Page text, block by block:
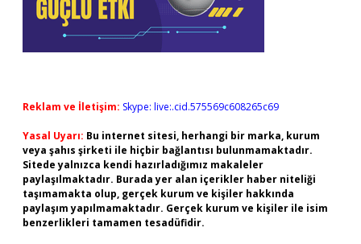
Reklam ve İletişim: Skype: live:.cid.575569c608265c69
Yasal Uyarı: Bu internet sitesi, herhangi bir marka, kurum
veya şahıs şirketi ile hiçbir bağlantısı bulunmamaktadır.
Sitede yalnızca kendi hazırladığımız makaleler
paylaşılmaktadır. Burada yer alan içerikler haber niteliği
taşımamakta olup, gerçek kurum ve kişiler hakkında
paylaşım yapılmamaktadır. Gerçek kurum ve kişiler ile isim
benzerlikleri tamamen tesadüfidir.